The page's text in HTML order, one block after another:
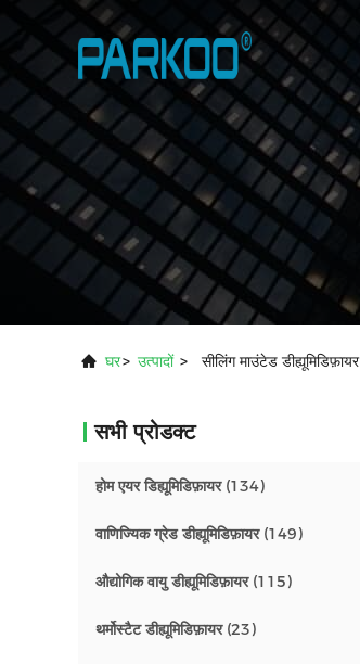
घर> उत्पादों > सीलिंग माउंटेड डीह्यूमिडिफ़ायर
सभी प्रोडक्ट
होम एयर डिह्यूमिडिफ़ायर(134)
वाणिज्यिक ग्रेड डीह्यूमिडिफ़ायर(149)
औद्योगिक वायु डीह्यूमिडिफ़ायर(115)
थर्मोस्टैट डीह्यूमिडिफ़ायर(23)